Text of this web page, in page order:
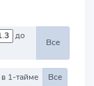
до
Все
1-тайме Все